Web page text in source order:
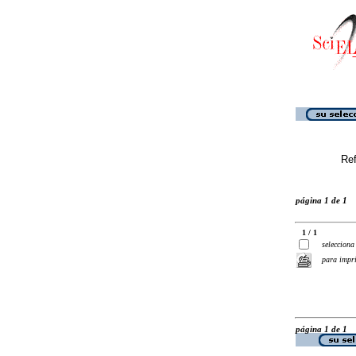
página 1 de 1
1 / 1
selecciona
para
página 1 de 1